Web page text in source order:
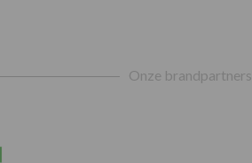
Onze brandpartners